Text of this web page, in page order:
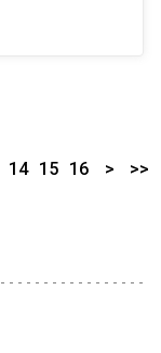
14 15 16 > >>